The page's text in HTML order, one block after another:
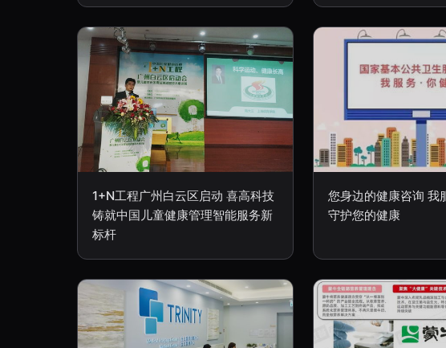
1+N工程广州白云区启动 喜高科技
铸就中国儿童健康管理智能服务新
标杆
您身边的健康咨询 我
守护您的健康